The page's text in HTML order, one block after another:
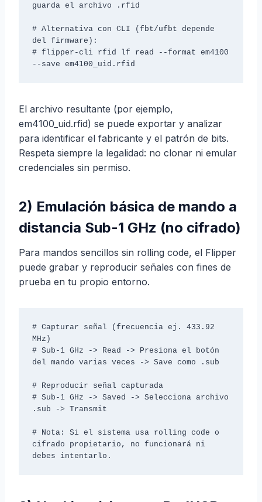
guarda el archivo .rfid
# Alternativa con CLI (fbt/ufbt depende
del firmware):
# flipper-cli rfid lf read --format em4100
El archivo resultante (por ejemplo,
em4100_uid.rfid) se puede exportar y analizar
para identificar el fabricante y el patrón de bits.
Respeta siempre la legalidad: no clonar ni emular
credenciales sin permiso.
2) Emulación básica de mando a
distancia Sub-1 GHz (no cifrado)
Para mandos sencillos sin rolling code, el Flipper
puede grabar y reproducir señales con fines de
prueba en tu propio entorno.
# Capturar señal (frecuencia ej. 433.92
MHz)
# Sub-1 GHz -> Read -> Presiona el botón
del mando varias veces -> Save como .sub
# Reproducir señal capturada
# Sub-1 GHz -> Saved -> Selecciona archivo
.sub -> Transmit
# Nota: Si el sistema usa rolling code o
cifrado propietario, no funcionará ni